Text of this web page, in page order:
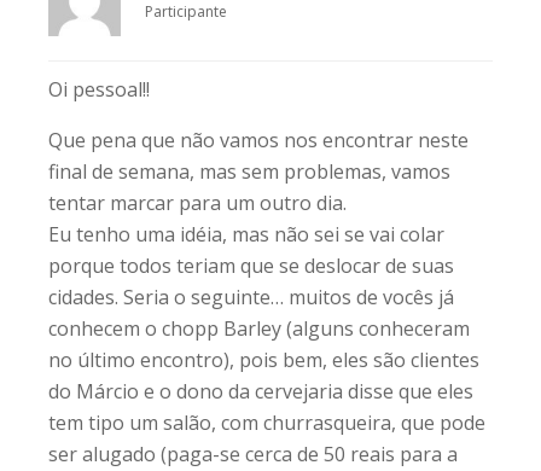
Participante
Oi pessoal!!
Que pena que não vamos nos encontrar neste
final de semana, mas sem problemas, vamos
tentar marcar para um outro dia.
Eu tenho uma idéia, mas não sei se vai colar
porque todos teriam que se deslocar de suas
cidades. Seria o seguinte… muitos de vocês já
conhecem o chopp Barley (alguns conheceram
no último encontro), pois bem, eles são clientes
do Márcio e o dono da cervejaria disse que eles
tem tipo um salão, com churrasqueira, que pode
ser alugado (paga-se cerca de 50 reais para a